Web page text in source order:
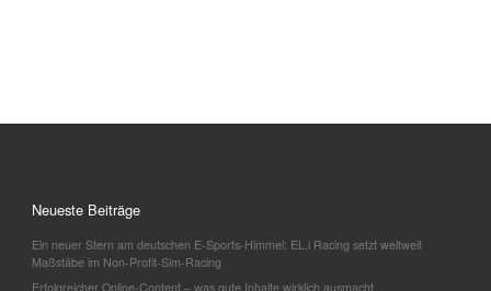
Neueste Beiträge
Ein neuer Stern am deutschen E-Sports-Himmel: EL.i Racing setzt weltweit
Maßstäbe im Non-Profit-Sim-Racing
Erfolgreicher Online-Content – was gute Inhalte wirklich ausmacht